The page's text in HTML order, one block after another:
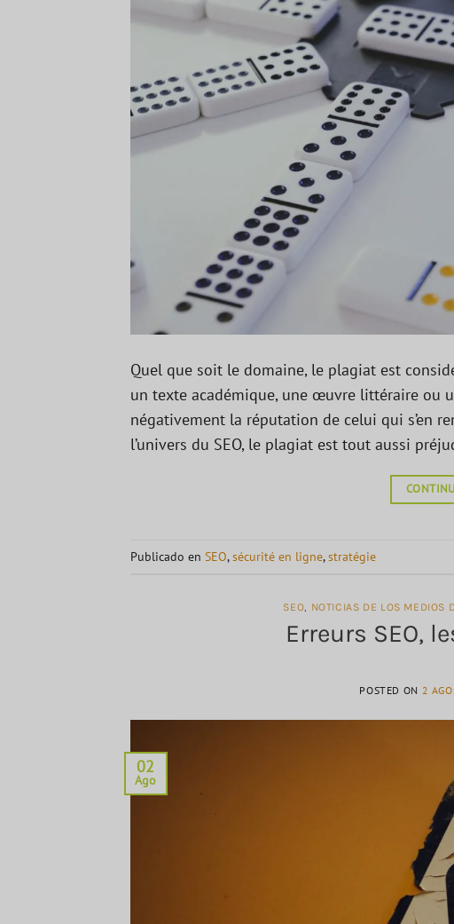
Quel que soit le domaine, le plagiat est
un texte académique, une œuvre littéraire ou
négativement la réputation de celui qui s’en
l’univers du SEO, le plagiat est tout aussi
Publicado en SEO,sécurité en ligne,stratégie
SEO, NOTICIAS DE LOS MEDIOS
Erreurs SEO,
POSTED ON 2
02
Ago